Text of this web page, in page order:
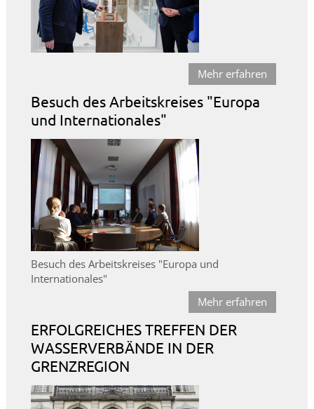
Mehr erfahren
Besuch des Arbeitskreises "Europa
und Internationales"
Besuch des Arbeitskreises "Europa und
Internationales"
Mehr erfahren
ERFOLGREICHES TREFFEN DER
WASSERVERBÄNDE IN DER
GRENZREGION